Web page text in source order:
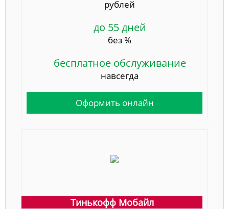
рублей
до 55 дней
без %
бесплатное обслуживание
навсегда
Оформить онлайн
Тинькофф Мобайл